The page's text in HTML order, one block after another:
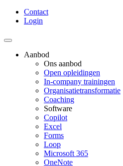
Contact
Login
Aanbod
Ons aanbod
Open opleidingen
In-company trainingen
Organisatietransformatie
Coaching
Software
Copilot
Excel
Forms
Loop
Microsoft 365
OneNote